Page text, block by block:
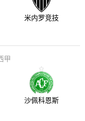
米内罗竞技
甲
沙佩科恩斯